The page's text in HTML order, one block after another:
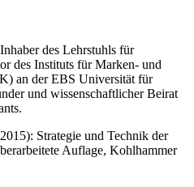
des Lehrstuhls für
des Instituts für Marken- und
an der EBS Universität für
und wissenschaftlicher Beirat
Strategie und Technik der
Auflage, Kohlhammer